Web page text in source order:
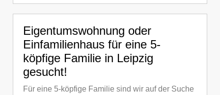
Eigentumswohnung oder
Einfamilienhaus für eine 5-
köpfige Familie in Leipzig
gesucht!
Für eine 5-köpfige Familie sind wir auf der Suche